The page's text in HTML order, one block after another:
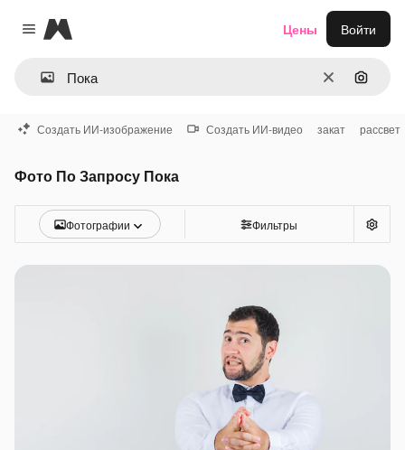
Close menu
Magnific
ОчиститьПоиск
Цены Войти
Создать ИИ-изображение Создать ИИ-видео закат рассвет
Фото По Запросу Пока
Фотографии Фильтры